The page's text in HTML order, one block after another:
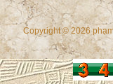
Copyright © 2026